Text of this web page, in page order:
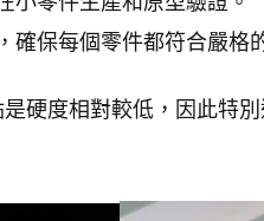
保每個零件都符合嚴格
硬度相對較低，因此特